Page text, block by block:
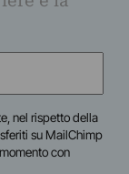
nel rispetto della
su MailChimp
con